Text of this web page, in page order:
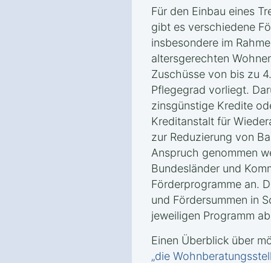
Für den Einbau eines
gibt es verschiedene
insbesondere im
altersgerechten
Zuschüsse von bis zu
Pflegegrad vorliegt.
zinsgünstige Kredite
Kreditanstalt für
zur Reduzierung von
Anspruch genommen
Bundesländer und
Förderprogramme an.
und Fördersummen in
jeweiligen Programm
Einen Überblick über
„die